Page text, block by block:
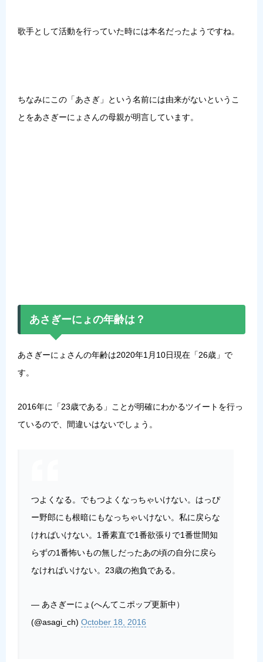
歌手として活動を行っていた時には本名だったようですね。
ちなみに この「あさぎ」という名前には由来がないというこ
とをあさぎーにょさんの母親が明言しています。
あさぎーにょの年齢は？
あさぎーにょさんの年齢は2020年1月10日現在「26歳 」で
す。
2016年に「23歳である」ことが明確にわかるツイートを行っ
ているので、間違いはないでしょう。
つよくなる。でもつよくなっちゃいけない。はっぴ
ー野郎にも根暗にもなっちゃいけない。私に戻らな
ければいけない。1番素直で1番欲張りで1番世間知
らずの1番怖いもの無しだったあの頃の自分に戻ら
なければいけない。23歳の抱負である。
— あさぎーにょ(へんてこポップ更新中）
(@asagi_ch) October 18, 2016